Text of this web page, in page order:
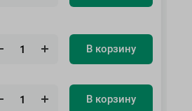
В корзину
В корзину